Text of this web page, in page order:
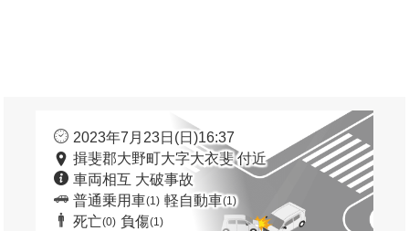
2023年7月23日(日)16:37
揖斐郡大野町大字大衣斐 付近
車両相互 大破事故
普通乗用車(1) 軽自動車(1)
死亡(0) 負傷(1)